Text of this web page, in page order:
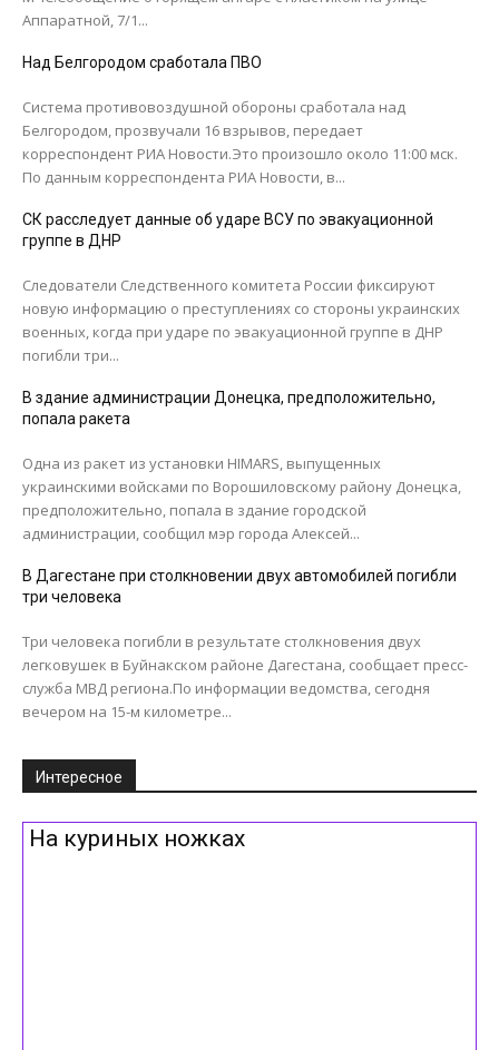
Аппаратной, 7/1...
Над Белгородом сработала ПВО
Система противовоздушной обороны сработала над
Белгородом, прозвучали 16 взрывов, передает
корреспондент РИА Новости.Это произошло около 11:00 мск.
По данным корреспондента РИА Новости, в...
СК расследует данные об ударе ВСУ по эвакуационной
группе в ДНР
Следователи Следственного комитета России фиксируют
новую информацию о преступлениях со стороны украинских
военных, когда при ударе по эвакуационной группе в ДНР
погибли три...
В здание администрации Донецка, предположительно,
попала ракета
Одна из ракет из установки HIMARS, выпущенных
украинскими войсками по Ворошиловскому району Донецка,
предположительно, попала в здание городской
администрации, сообщил мэр города Алексей...
В Дагестане при столкновении двух автомобилей погибли
три человека
Три человека погибли в результате столкновения двух
легковушек в Буйнакском районе Дагестана, сообщает пресс-
служба МВД региона.По информации ведомства, сегодня
вечером на 15-м километре...
Интересное
На куриных ножках